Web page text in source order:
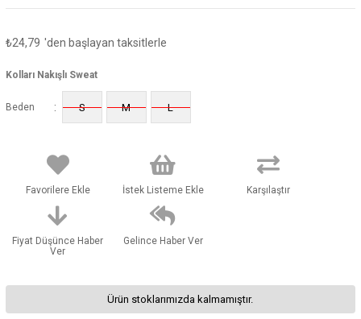
₺24,79 'den başlayan taksitlerle
Kolları Nakışlı Sweat
Beden : S M L
Favorilere Ekle İstek Listeme Ekle Karşılaştır
Fiyat Düşünce Haber
Ver
Gelince Haber Ver
Ürün stoklarımızda kalmamıştır.